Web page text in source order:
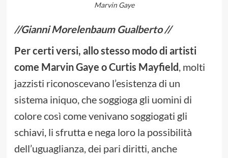
Marvin Gaye
//Gianni Morelenbaum Gualberto //
Per certi versi, allo stesso modo di artisti
come Marvin Gaye o Curtis Mayfield, molti
jazzisti riconoscevano l’esistenza di un
sistema iniquo, che soggioga gli uomini di
colore così come venivano soggiogati gli
schiavi, li sfrutta e nega loro la possibilità
dell’uguaglianza, dei pari diritti, anche